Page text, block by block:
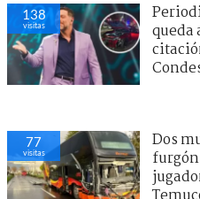
138
visitas
queda
77
visitas
Dos
furgón